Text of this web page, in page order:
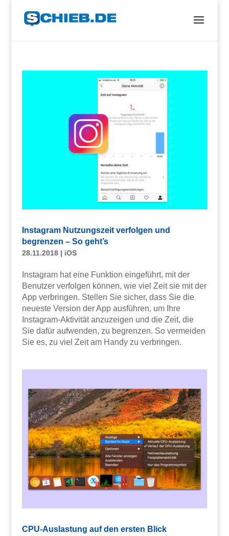
Instagram Nutzungszeit verfolgen und
begrenzen – So geht’s
28.11.2018| iOS
Instagram hat eine Funktion eingeführt, mit der
Benutzer verfolgen können, wie viel Zeit sie mit der
App verbringen. Stellen Sie sicher, dass Sie die
neueste Version der App ausführen, um Ihre
Instagram-Aktivität anzuzeigen und die Zeit, die
Sie dafür aufwenden, zu begrenzen. So vermeiden
Sie es, zu viel Zeit am Handy zu verbringen.
CPU-Auslastung auf den ersten Blick